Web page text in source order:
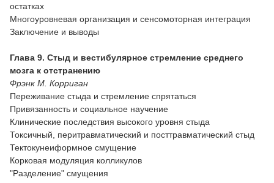
остатках
Многоуровневая организация и сенсомоторная интеграция
Заключение и выводы
Глава 9. Стыд и вестибулярное стремление среднего
мозга к отстранению
Фрэнк М. Корриган
Переживание стыда и стремление спрятаться
Привязанность и социальное научение
Клинические последствия высокого уровня стыда
Токсичный, перитравматический и посттравматический стыд
Тектокунеиформное смущение
Корковая модуляция колликулов
"Разделение" смущения